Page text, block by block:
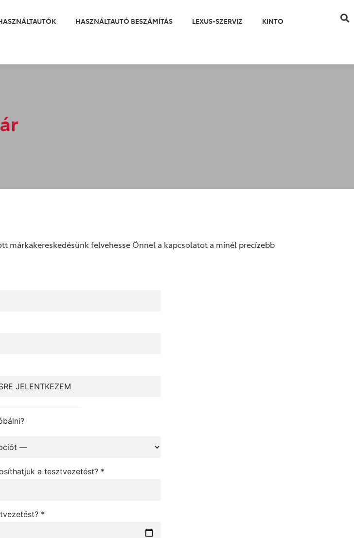
HASZNÁLTAUTÓ BESZÁMÍTÁS LEXUS-SZERVIZ KINTO
márkakereskedésünk felvehesse Önnel a kapcsolatot a minél precízebb
a tesztvezetést? *
*